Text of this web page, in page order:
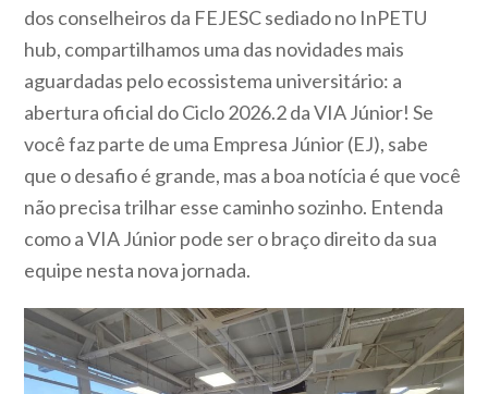
dos conselheiros da FEJESC sediado no InPETU
hub, compartilhamos uma das novidades mais
aguardadas pelo ecossistema universitário: a
abertura oficial do Ciclo 2026.2 da VIA Júnior! Se
você faz parte de uma Empresa Júnior (EJ), sabe
que o desafio é grande, mas a boa notícia é que você
não precisa trilhar esse caminho sozinho. Entenda
como a VIA Júnior pode ser o braço direito da sua
equipe nesta nova jornada.